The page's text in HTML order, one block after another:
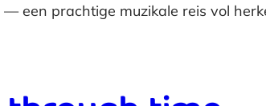
een prachtige muzikale reis vol